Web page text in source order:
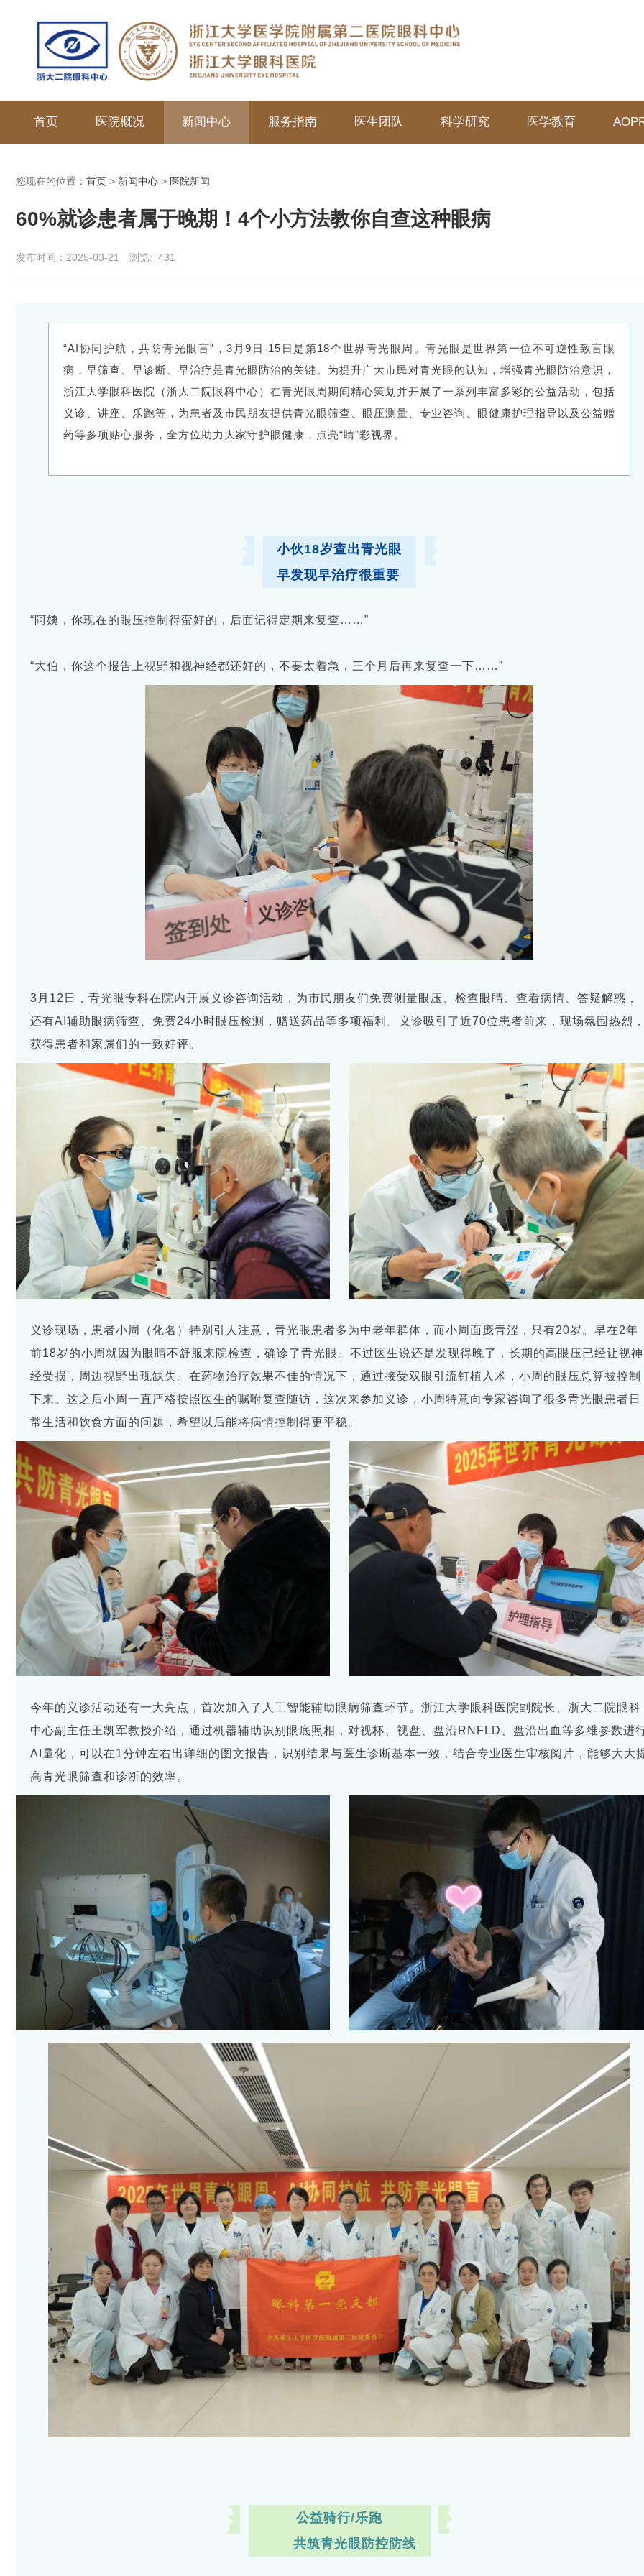
首页 医院概况 新闻中心 服务指南 医生团队 科学研究 医学教育
您现在的位置： 首页 > 新闻中心 > 医院新闻
60%就诊患者属于晚期！4个小方法教你自查这种眼病
发布时间：2025-03-21 浏览: 431
“AI协同护航，共防青光眼盲”，3月9日-15日是第18个世界青光眼周。青光眼是世界第一位不可逆性致盲眼
病，早筛查、早诊断、早治疗是青光眼防治的关键。为提升广大市民对青光眼的认知，增强青光眼防治意识，
浙江大学眼科医院（浙大二院眼科中心）在青光眼周期间精心策划并开展了一系列丰富多彩的公益活动，包括
义诊、讲座、乐跑等，为患者及市民朋友提供青光眼筛查、眼压测量、专业咨询、眼健康护理指导以及公益赠
药等多项贴心服务，全方位助力大家守护眼健康，点亮“睛”彩视界。
小伙18岁查出青光眼
早发现早治疗很重要
“阿姨，你现在的眼压控制得蛮好的，后面记得定期来复查……”
“大伯，你这个报告上视野和视神经都还好的，不要太着急，三个月后再来复查一下……”
3月12日，青光眼专科在院内开展义诊咨询活动，为市民朋友们免费测量眼压、检查眼睛、查看病情、答疑解惑，
还有AI辅助眼病筛查、免费24小时眼压检测，赠送药品等多项福利。义诊吸引了近70位患者前来，现场氛围热烈
获得患者和家属们的一致好评。
义诊现场，患者小周（化名）特别引人注意，青光眼患者多为中老年群体，而小周面庞青涩，只有20岁。早在2年
前18岁的小周就因为眼睛不舒服来院检查，确诊了青光眼。不过医生说还是发现得晚了，长期的高眼压已经让视神
经受损，周边视野出现缺失。在药物治疗效果不佳的情况下，通过接受双眼引流钉植入术，小周的眼压总算被控制
下来。这之后小周一直严格按照医生的嘱咐复查随访，这次来参加义诊，小周特意向专家咨询了很多青光眼患者日
常生活和饮食方面的问题，希望以后能将病情控制得更平稳。
今年的义诊活动还有一大亮点，首次加入了人工智能辅助眼病筛查环节。浙江大学眼科医院副院长、浙大二院眼科
中心副主任王凯军教授介绍，通过机器辅助识别眼底照相，对视杯、视盘、盘沿RNFLD、盘沿出血等多维参数进
AI量化，可以在1分钟左右出详细的图文报告，识别结果与医生诊断基本一致，结合专业医生审核阅片，能够大大
高青光眼筛查和诊断的效率。
公益骑行/乐跑
共筑青光眼防控防线